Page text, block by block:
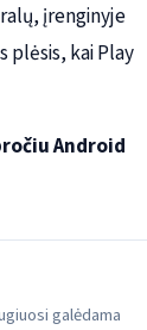
įrenginyje
plėsis, kai Play
Android
galėdama